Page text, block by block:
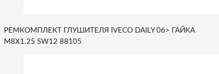
РЕМКОМПЛЕКТ ГЛУШИТЕЛЯ IVECO DAILY 06> ГАЙКА
M8X1.25 SW12 88105